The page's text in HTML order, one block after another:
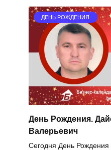
ДЕНЬ РОЖДЕНИЯ
День Рождения.
Валерьевич
Сегодня День Рождения